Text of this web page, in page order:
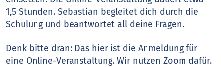
1,5 Stunden. Sebastian begleitet dich durch die
Schulung und beantwortet all deine Fragen.
Denk bitte dran: Das hier ist die Anmeldung für
eine Online-Veranstaltung. Wir nutzen Zoom dafür.